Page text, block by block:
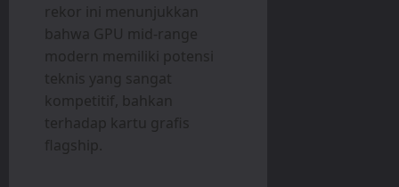
rekor ini menunjukkan
bahwa GPU mid-range
modern memiliki potensi
teknis yang sangat
kompetitif, bahkan
terhadap kartu grafis
flagship.